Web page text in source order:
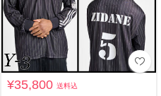
¥35,800送料込